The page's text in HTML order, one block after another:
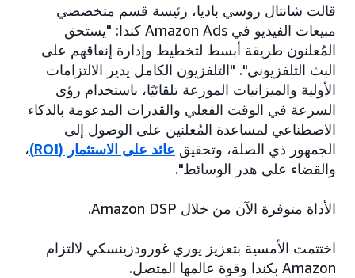
قالت شانتال روسي باديا، رئيسة قسم متخصصي
مبيعات الفيديو في Amazon Ads كندا: "يستحق
المُعلنون طريقة أبسط لتخطيط وإدارة إنفاقهم على
البث التلفزيوني". "التلفزيون الكامل يدير الالتزامات
الأولية والميزانيات الموزعة تلقائيًا، باستخدام رؤى
السرعة في الوقت الفعلي والقدرات المدعومة بالذكاء
الاصطناعي لمساعدة المُعلنين على الوصول إلى
الجمهور ذي الصلة، وتحقيق عائد على الاستثمار (ROI)
،
والقضاء على هدر الوسائط".
الأداة متوفرة الآن من خلال Amazon DSP.
اختتمت الأمسية بتعزيز يوري غورودزينسكي لالتزام
Amazon بكندا وقوة عالمها المتصل.